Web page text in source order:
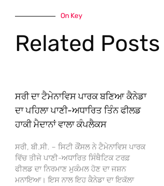
On Key
Related Posts
ਸਰੀ ਦਾ ਟੈਮੇਨਾਵਿਸ ਪਾਰਕ ਬਣਿਆ ਕੈਨੇਡਾ
ਦਾ ਪਹਿਲਾ ਪਾਣੀ-ਅਧਾਰਿਤ ਤਿੰਨ ਫੀਲਡ
ਹਾਕੀ ਮੈਦਾਨਾਂ ਵਾਲਾ ਕੰਪਲੈਕਸ
ਸਰੀ, ਬੀ.ਸੀ. – ਸਿਟੀ ਕੌਂਸਲ ਨੇ ਟੈਮੇਨਾਵਿਸ ਪਾਰਕ
ਵਿੱਚ ਤੀਜੇ ਪਾਣੀ-ਅਧਾਰਿਤ ਸਿੰਥੈਟਿਕ ਟਰਫ਼
ਫੀਲਡ ਦਾ ਨਿਰਮਾਣ ਮੁਕੰਮਲ ਹੋਣ ਦਾ ਜਸ਼ਨ
ਮਨਾਇਆ। ਇਸ ਨਾਲ ਇਹ ਕੈਨੇਡਾ ਦਾ ਇਕੱਲਾ